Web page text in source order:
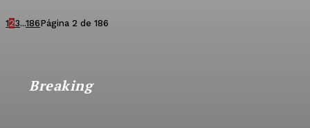
123...186Página 2 de 186
Breaking